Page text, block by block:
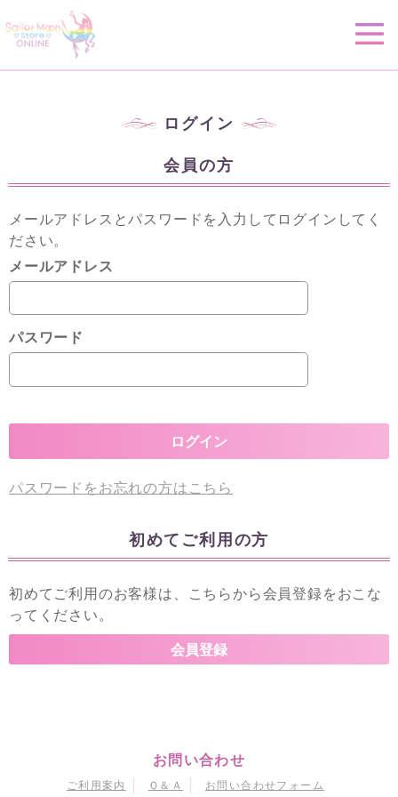
ログイン
会員の方
メールアドレスとパスワードを入力してログインしてく
ださい。
メールアドレス
パスワード
パスワードをお忘れの方はこちら
初めてご利用の方
初めてご利用のお客様は、こちらから会員登録をおこな
ってください。
お問い合わせ
ご利用案内 Ｑ＆Ａ お問い合わせフォーム